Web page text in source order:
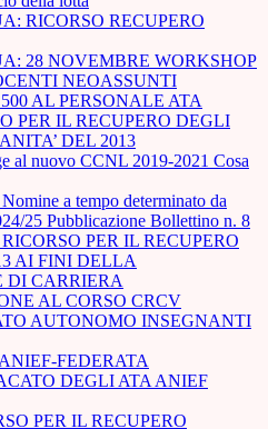
RICORSO RECUPERO
28 NOVEMBRE WORKSHOP
NEOASSUNTI
AL PERSONALE ATA
PER IL RECUPERO DEGLI
DEL 2013
al nuovo CCNL 2019-2021 Cosa
a tempo determinato da
25 Pubblicazione Bollettino n. 8
PER IL RECUPERO
AI FINI DELLA
DI CARRIERA
AL CORSO CRCV
AUTONOMO INSEGNANTI
FEDERATA
DEGLI ATA ANIEF
PER IL RECUPERO